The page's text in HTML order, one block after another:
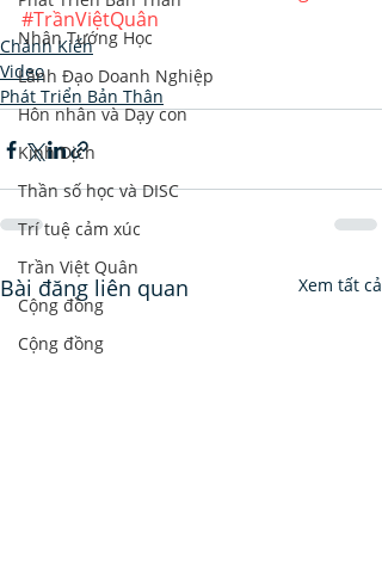
Nhân Tướng Học
Lãnh Đạo Doanh Nghiệp
Hôn nhân và Dạy con
Kinh Dịch
Thần số học và DISC
Trí tuệ cảm xúc
Trần Việt Quân
Cộng đồng
Cộng đồng
#TrầnViệtQuân
Chánh Kiến
Video
Phát Triển Bản Thân
Bài đăng liên quan Xem tất cả